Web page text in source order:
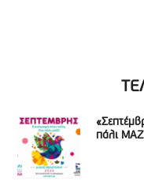
πάλι